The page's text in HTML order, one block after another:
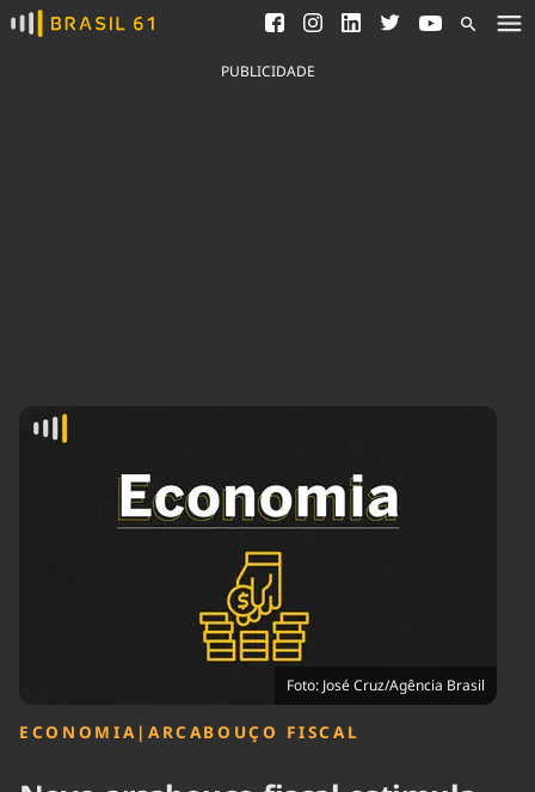
Ver todas as notícias
Saneamento
Indicadores
Agronegócios
Economia
Educação
Infraestrutura
Internacional
Podcast
Política
Saúde
PUBLICIDADE
Foto: José Cruz/Agência Brasil
ECONOMIA | ARCABOUÇO FISCAL